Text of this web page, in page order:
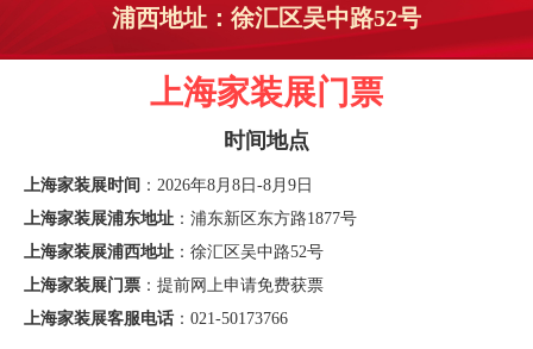
浦西地址：徐汇区吴中路52号
上海家装展门票
时间地点
上海家装展时间 ：2026年8月8日-8月9日
上海家装展浦东地址 ：浦东新区东方路1877号
上海家装展浦西地址 ：徐汇区吴中路52号
上海家装展门票 ：提前网上申请免费获票
上海家装展客服电话 ：021-50173766